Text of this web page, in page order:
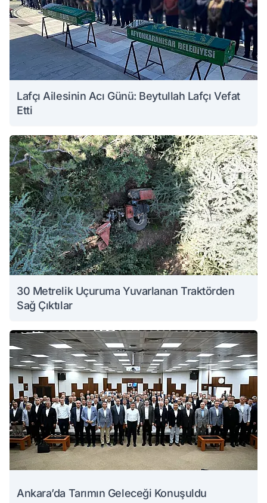
Lafçı Ailesinin Acı Günü: Beytullah Lafçı Vefat
Etti
30 Metrelik Uçuruma Yuvarlanan Traktörden
Sağ Çıktılar
Ankara’da Tarımın Geleceği Konuşuldu